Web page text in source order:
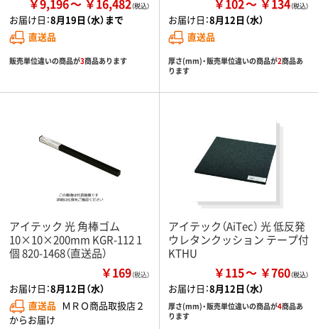
￥9,196 ￥16,482
お届け日：8月19日（水）まで
直送品
販売単位違いの商品が3商品あります
￥102 ￥134
お届け日：8月12日（水）
直送品
厚さ(mm)・販売単位違いの商品が2商品あ
ります
アイテック 光 角棒ゴム
10×10×200mm KGR-112 1
個 820-1468（直送品）
￥169（税込）
お届け日：8月12日（水）
直送品 ＭＲＯ商品取扱店２
からお届け
アイテック（AiTec） 光 低反発
ウレタンクッション テープ付
KTHU
￥115 ￥760
お届け日：8月12日（水）
厚さ(mm)・販売単位違いの商品が4商品あ
ります